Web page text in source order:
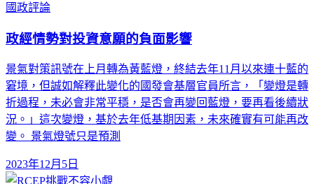
國政評論
政經情勢對投資意願的負面影響
景氣對策訊號在上月轉為黃藍燈，終結去年11月以來連十藍的
窘境，但誠如解釋此變化的國發會基層官員所言，「變燈是轉
折過程，未必會非常平穩，是否會再變回藍燈，要再看後續狀
況。」這次變燈，基於去年低基期因素，未來確實有可能再改
變。 景氣燈號只是預測
2023年12月5日